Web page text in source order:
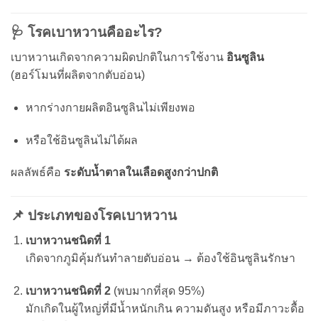
🩺 โรคเบาหวานคืออะไร?
เบาหวานเกิดจากความผิดปกติในการใช้งาน อินซูลิน
(ฮอร์โมนที่ผลิตจากตับอ่อน)
หากร่างกายผลิตอินซูลินไม่เพียงพอ
หรือใช้อินซูลินไม่ได้ผล
ผลลัพธ์คือ ระดับน้ำตาลในเลือดสูงกว่าปกติ
📌 ประเภทของโรคเบาหวาน
เบาหวานชนิดที่ 1
เกิดจากภูมิคุ้มกันทำลายตับอ่อน → ต้องใช้อินซูลินรักษา
เบาหวานชนิดที่ 2(พบมากที่สุด 95%)
มักเกิดในผู้ใหญ่ที่มีน้ำหนักเกิน ความดันสูง หรือมีภาวะดื้อ